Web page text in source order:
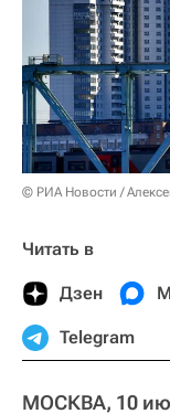
© РИА Новости /
Читать в
Дзен
Telegram
МОСКВА, 10